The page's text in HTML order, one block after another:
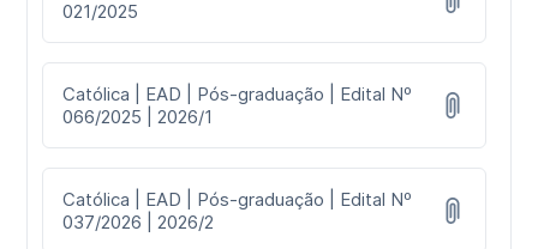
021/2025
Católica | EAD | Pós-graduação | Edital Nº
066/2025 | 2026/1
Católica | EAD | Pós-graduação | Edital Nº
037/2026 | 2026/2